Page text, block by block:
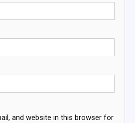
and website in this browser for